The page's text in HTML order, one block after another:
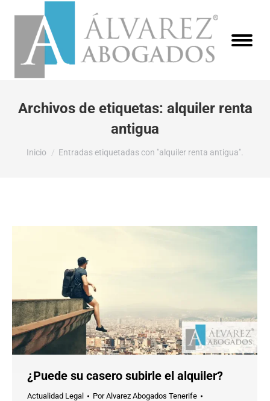
Archivos de etiquetas: alquiler renta
antigua
Estás aquí:
Inicio Entradas etiquetadas con "alquiler renta antigua".
¿Puede su casero subirle el alquiler?
Actualidad Legal PorAlvarez Abogados Tenerife